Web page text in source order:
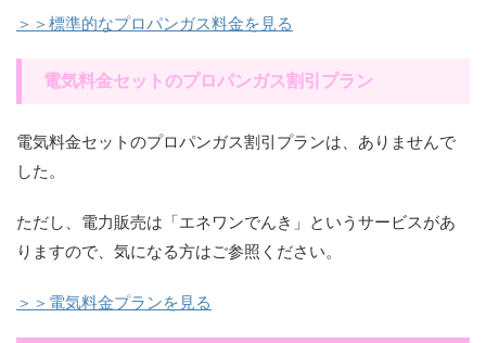
＞＞標準的なプロパンガス料金を見る
電気料金セットのプロパンガス割引プラン
電気料金セットのプロパンガス割引プランは、ありませんで
した。
ただし、電力販売は「エネワンでんき」というサービスがあ
りますので、気になる方はご参照ください。
＞＞電気料金プランを見る